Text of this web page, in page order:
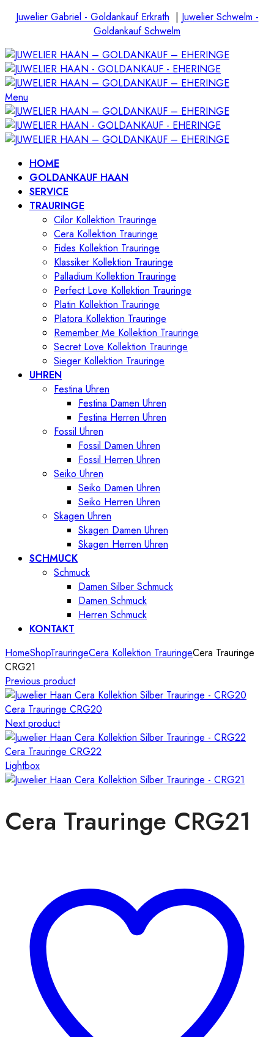
Juwelier Gabriel - Goldankauf Erkrath | Juwelier Schwelm -
Goldankauf Schwelm
Menu
HOME
GOLDANKAUF HAAN
SERVICE
TRAURINGE
Cilor Kollektion Trauringe
Cera Kollektion Trauringe
Fides Kollektion Trauringe
Klassiker Kollektion Trauringe
Palladium Kollektion Trauringe
Perfect Love Kollektion Trauringe
Platin Kollektion Trauringe
Platora Kollektion Trauringe
Remember Me Kollektion Trauringe
Secret Love Kollektion Trauringe
Sieger Kollektion Trauringe
UHREN
Festina Uhren
Festina Damen Uhren
Festina Herren Uhren
Fossil Uhren
Fossil Damen Uhren
Fossil Herren Uhren
Seiko Uhren
Seiko Damen Uhren
Seiko Herren Uhren
Skagen Uhren
Skagen Damen Uhren
Skagen Herren Uhren
SCHMUCK
Schmuck
Damen Silber Schmuck
Damen Schmuck
Herren Schmuck
KONTAKT
HomeShopTrauringeCera Kollektion TrauringeCera Trauringe
CRG21
Previous product
Cera Trauringe CRG20
Next product
Cera Trauringe CRG22
Lightbox
Cera Trauringe CRG21